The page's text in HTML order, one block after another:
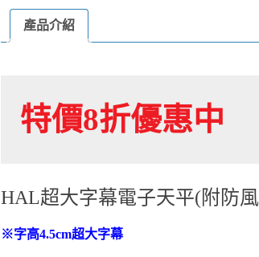
產品介紹
特價8折優惠中
HAL超大字幕電子天平(附防
※字高4.5cm超大字幕